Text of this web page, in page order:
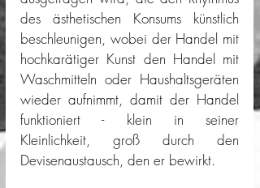
des ästhetischen Konsums künstlich
beschleunigen, wobei der Handel mit
hochkarätiger Kunst den Handel mit
Waschmitteln oder Haushaltsgeräten
wieder aufnimmt, damit der Handel
funktioniert - klein in seiner
Kleinlichkeit, groß durch den
Devisenaustausch, den er bewirkt.